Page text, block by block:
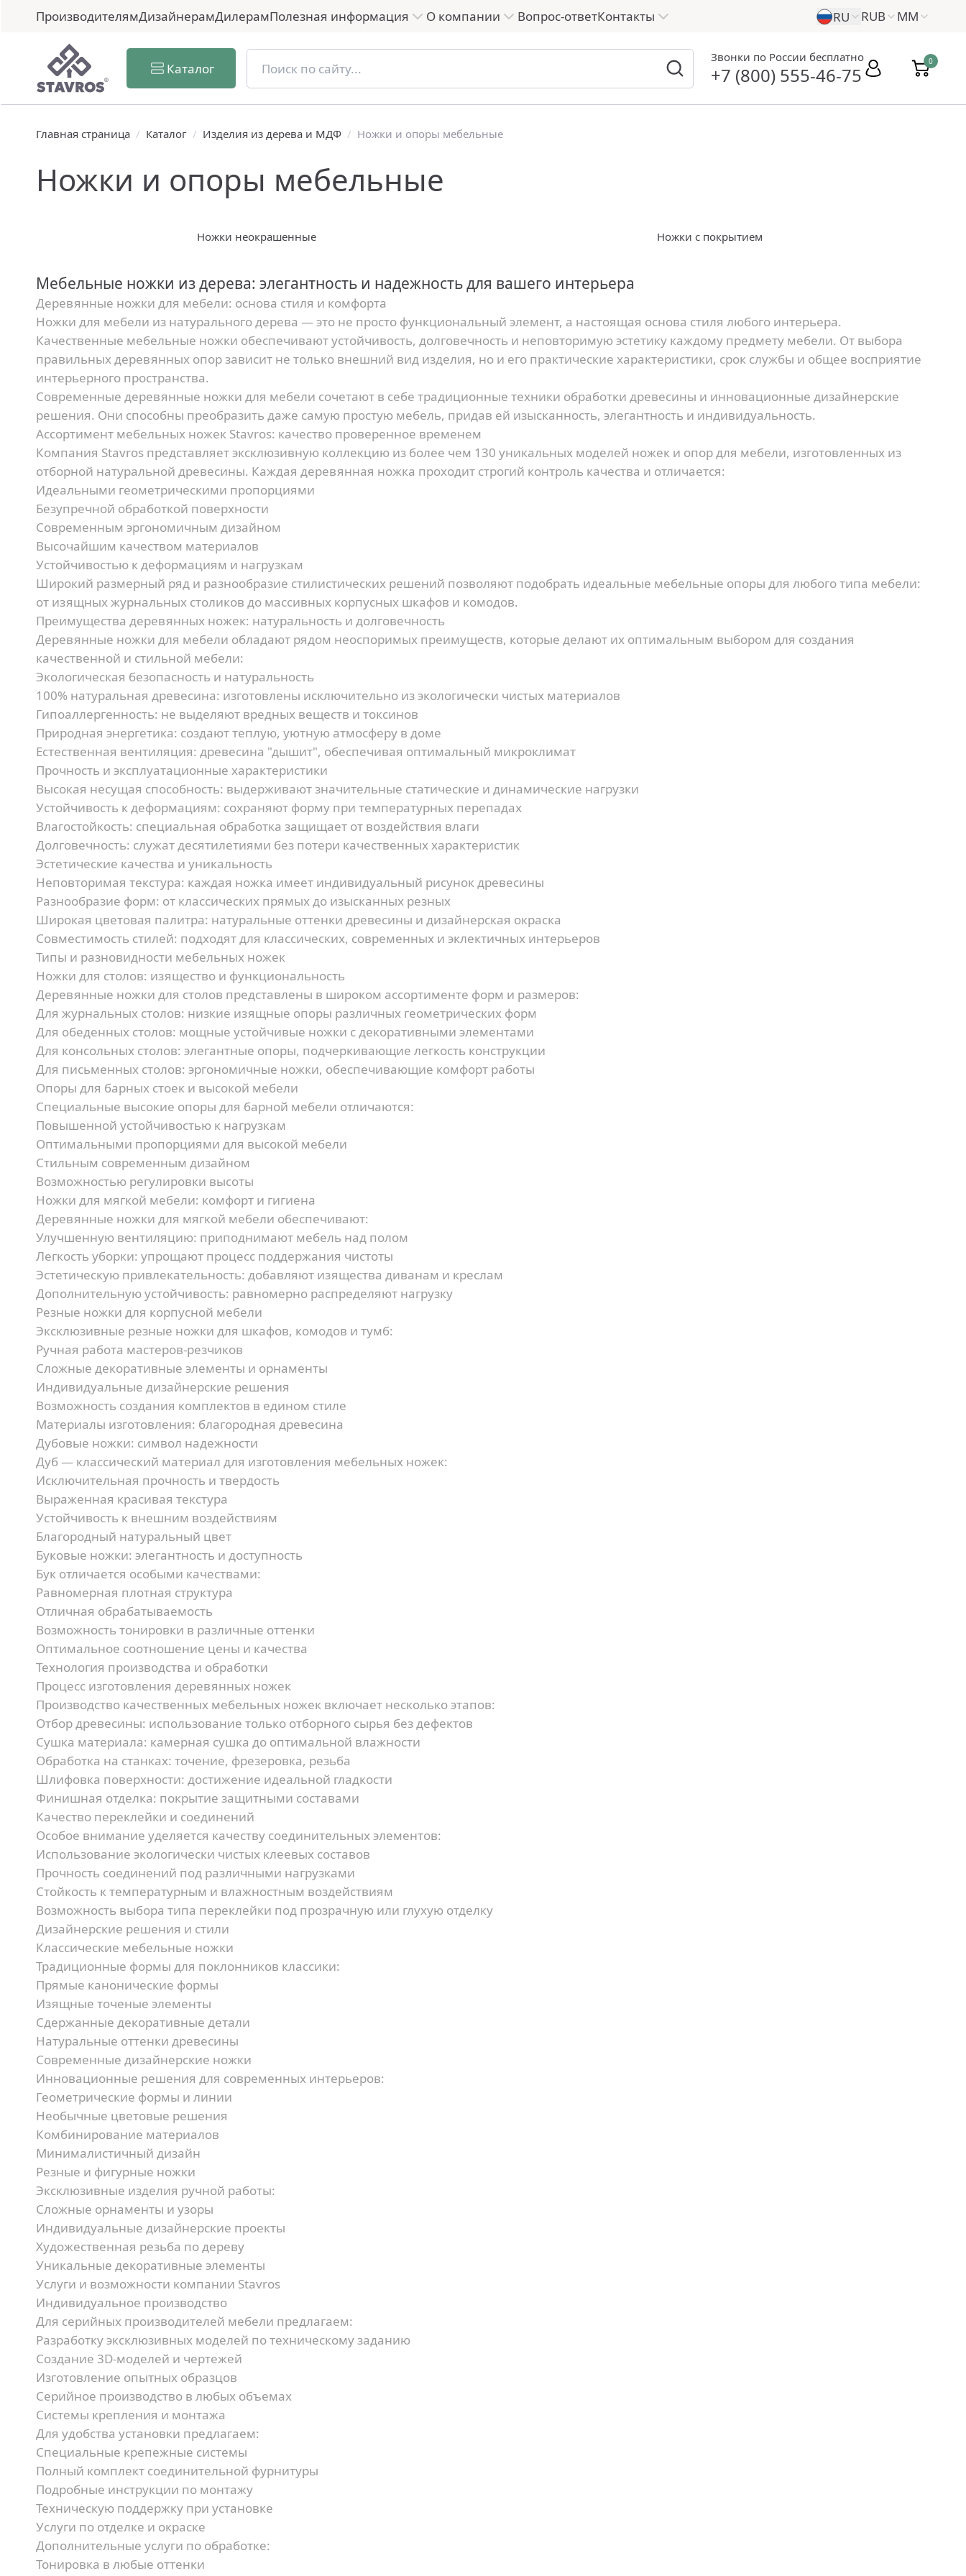
ПроизводителямДизайнерамДилерамПолезная информация О компании Вопрос-ответКонтакты RU RUB ММ
Каталог
Звонки по России бесплатно
+7 (800) 555-46-75
0
Главная страница / Каталог / Изделия из дерева и МДФ / Ножки и опоры мебельные
Ножки и опоры мебельные
Ножки неокрашенные Ножки с покрытием
Мебельные ножки из дерева: элегантность и надежность для вашего интерьера
Деревянные ножки для мебели: основа стиля и комфорта
Ножки для мебели из натурального дерева — это не просто функциональный элемент, а настоящая основа стиля любого интерьера.
Качественные мебельные ножки обеспечивают устойчивость, долговечность и неповторимую эстетику каждому предмету мебели. От выбора
правильных деревянных опор зависит не только внешний вид изделия, но и его практические характеристики, срок службы и общее восприятие
интерьерного пространства.
Современные деревянные ножки для мебели сочетают в себе традиционные техники обработки древесины и инновационные дизайнерские
решения. Они способны преобразить даже самую простую мебель, придав ей изысканность, элегантность и индивидуальность.
Ассортимент мебельных ножек Stavros: качество проверенное временем
Компания Stavros представляет эксклюзивную коллекцию из более чем 130 уникальных моделей ножек и опор для мебели, изготовленных из
отборной натуральной древесины. Каждая деревянная ножка проходит строгий контроль качества и отличается:
Идеальными геометрическими пропорциями
Безупречной обработкой поверхности
Современным эргономичным дизайном
Высочайшим качеством материалов
Устойчивостью к деформациям и нагрузкам
Широкий размерный ряд и разнообразие стилистических решений позволяют подобрать идеальные мебельные опоры для любого типа мебели:
от изящных журнальных столиков до массивных корпусных шкафов и комодов.
Преимущества деревянных ножек: натуральность и долговечность
Деревянные ножки для мебели обладают рядом неоспоримых преимуществ, которые делают их оптимальным выбором для создания
качественной и стильной мебели:
Экологическая безопасность и натуральность
100% натуральная древесина: изготовлены исключительно из экологически чистых материалов
Гипоаллергенность: не выделяют вредных веществ и токсинов
Природная энергетика: создают теплую, уютную атмосферу в доме
Естественная вентиляция: древесина "дышит", обеспечивая оптимальный микроклимат
Прочность и эксплуатационные характеристики
Высокая несущая способность: выдерживают значительные статические и динамические нагрузки
Устойчивость к деформациям: сохраняют форму при температурных перепадах
Влагостойкость: специальная обработка защищает от воздействия влаги
Долговечность: служат десятилетиями без потери качественных характеристик
Эстетические качества и уникальность
Неповторимая текстура: каждая ножка имеет индивидуальный рисунок древесины
Разнообразие форм: от классических прямых до изысканных резных
Широкая цветовая палитра: натуральные оттенки древесины и дизайнерская окраска
Совместимость стилей: подходят для классических, современных и эклектичных интерьеров
Типы и разновидности мебельных ножек
Ножки для столов: изящество и функциональность
Деревянные ножки для столов представлены в широком ассортименте форм и размеров:
Для журнальных столов: низкие изящные опоры различных геометрических форм
Для обеденных столов: мощные устойчивые ножки с декоративными элементами
Для консольных столов: элегантные опоры, подчеркивающие легкость конструкции
Для письменных столов: эргономичные ножки, обеспечивающие комфорт работы
Опоры для барных стоек и высокой мебели
Специальные высокие опоры для барной мебели отличаются:
Повышенной устойчивостью к нагрузкам
Оптимальными пропорциями для высокой мебели
Стильным современным дизайном
Возможностью регулировки высоты
Ножки для мягкой мебели: комфорт и гигиена
Деревянные ножки для мягкой мебели обеспечивают:
Улучшенную вентиляцию: приподнимают мебель над полом
Легкость уборки: упрощают процесс поддержания чистоты
Эстетическую привлекательность: добавляют изящества диванам и креслам
Дополнительную устойчивость: равномерно распределяют нагрузку
Резные ножки для корпусной мебели
Эксклюзивные резные ножки для шкафов, комодов и тумб:
Ручная работа мастеров-резчиков
Сложные декоративные элементы и орнаменты
Индивидуальные дизайнерские решения
Возможность создания комплектов в едином стиле
Материалы изготовления: благородная древесина
Дубовые ножки: символ надежности
Дуб — классический материал для изготовления мебельных ножек:
Исключительная прочность и твердость
Выраженная красивая текстура
Устойчивость к внешним воздействиям
Благородный натуральный цвет
Буковые ножки: элегантность и доступность
Бук отличается особыми качествами:
Равномерная плотная структура
Отличная обрабатываемость
Возможность тонировки в различные оттенки
Оптимальное соотношение цены и качества
Технология производства и обработки
Процесс изготовления деревянных ножек
Производство качественных мебельных ножек включает несколько этапов:
Отбор древесины: использование только отборного сырья без дефектов
Сушка материала: камерная сушка до оптимальной влажности
Обработка на станках: точение, фрезеровка, резьба
Шлифовка поверхности: достижение идеальной гладкости
Финишная отделка: покрытие защитными составами
Качество переклейки и соединений
Особое внимание уделяется качеству соединительных элементов:
Использование экологически чистых клеевых составов
Прочность соединений под различными нагрузками
Стойкость к температурным и влажностным воздействиям
Возможность выбора типа переклейки под прозрачную или глухую отделку
Дизайнерские решения и стили
Классические мебельные ножки
Традиционные формы для поклонников классики:
Прямые канонические формы
Изящные точеные элементы
Сдержанные декоративные детали
Натуральные оттенки древесины
Современные дизайнерские ножки
Инновационные решения для современных интерьеров:
Геометрические формы и линии
Необычные цветовые решения
Комбинирование материалов
Минималистичный дизайн
Резные и фигурные ножки
Эксклюзивные изделия ручной работы:
Сложные орнаменты и узоры
Индивидуальные дизайнерские проекты
Художественная резьба по дереву
Уникальные декоративные элементы
Услуги и возможности компании Stavros
Индивидуальное производство
Для серийных производителей мебели предлагаем:
Разработку эксклюзивных моделей по техническому заданию
Создание 3D-моделей и чертежей
Изготовление опытных образцов
Серийное производство в любых объемах
Системы крепления и монтажа
Для удобства установки предлагаем:
Специальные крепежные системы
Полный комплект соединительной фурнитуры
Подробные инструкции по монтажу
Техническую поддержку при установке
Услуги по отделке и окраске
Дополнительные услуги по обработке:
Тонировка в любые оттенки